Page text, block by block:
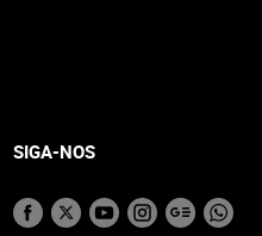
SIGA-NOS